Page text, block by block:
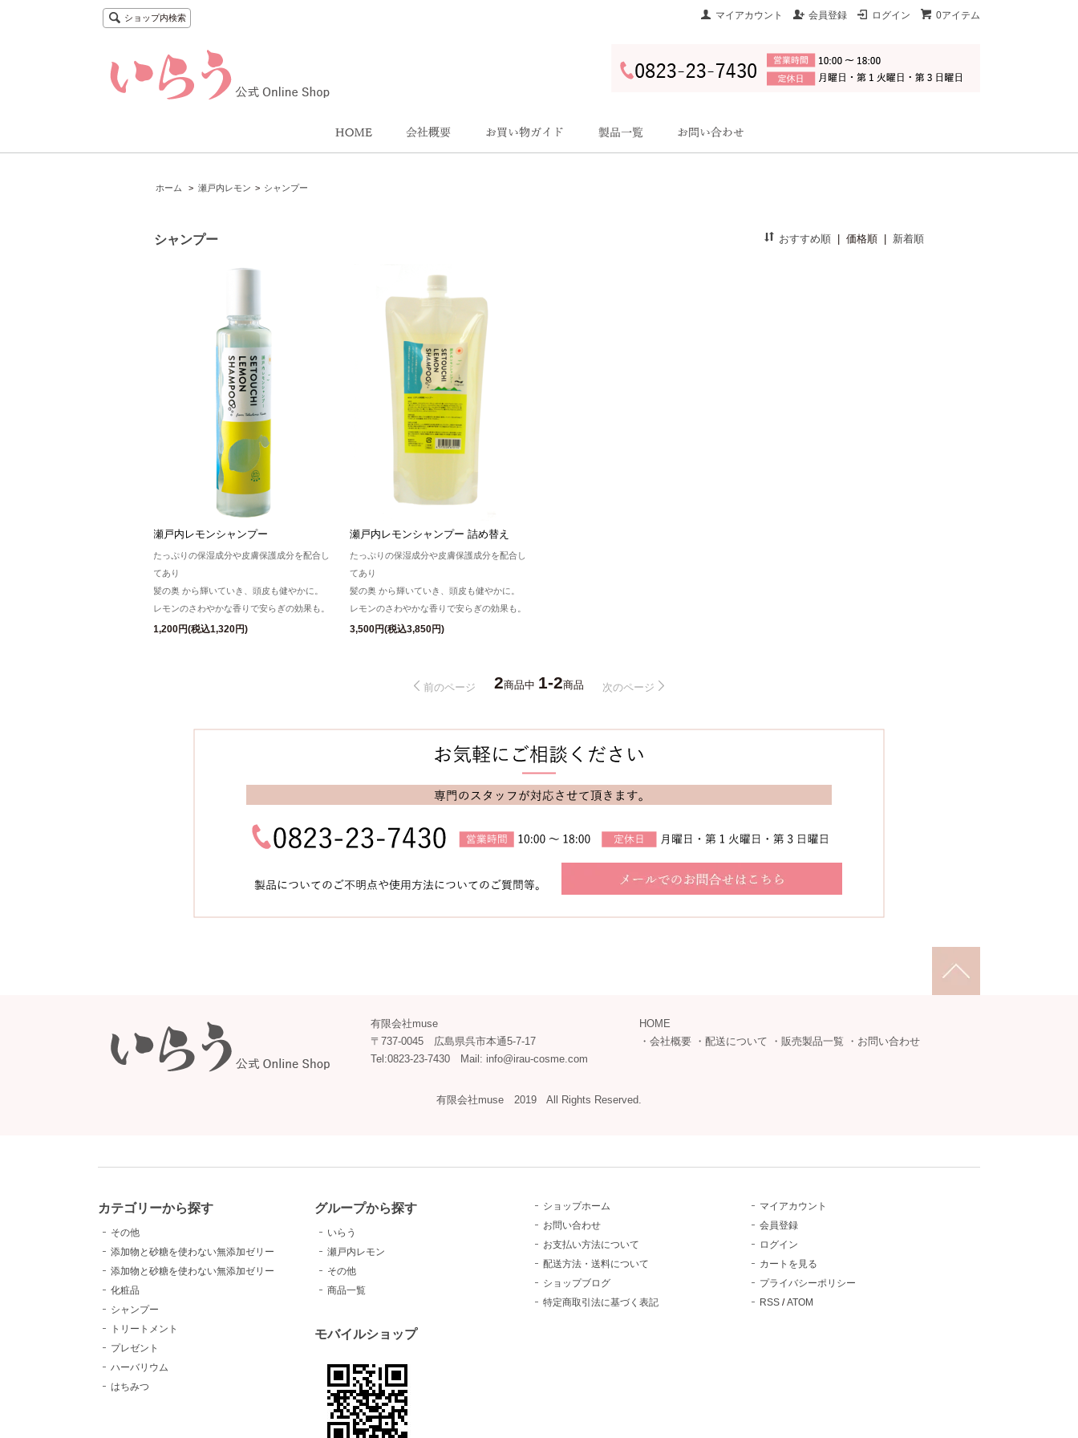
0アイテム
ログイン
会員登録
マイアカウント
ショップ内検索
ホーム > 瀬戸内レモン > シャンプー
シャンプー おすすめ順 | 価格順 | 新着順
瀬戸内レモンシャンプー
たっぷりの保湿成分や皮膚保護成分を配合し
てあり
髪の奥 から輝いていき、頭皮も健やかに。
レモンのさわやかな香りで安らぎの効果も。
1,200円(税込1,320円)
瀬戸内レモンシャンプー 詰め替え
たっぷりの保湿成分や皮膚保護成分を配合し
てあり
髪の奥 から輝いていき、頭皮も健やかに。
レモンのさわやかな香りで安らぎの効果も。
3,500円(税込3,850円)
前のページ 2商品中 1-2商品 次のページ
有限会社muse
〒737-0045 広島県呉市本通5-7-17
Tel:0823-23-7430 Mail: info@irau-cosme.com
HOME
・ 会社概要 ・ 配送について ・ 販売製品一覧 ・ お問い合わせ
有限会社muse 2019 All Rights Reserved.
カテゴリーから探す
その他
添加物と砂糖を使わない無添加ゼリー
添加物と砂糖を使わない無添加ゼリー
化粧品
シャンプー
トリートメント
プレゼント
ハーバリウム
はちみつ
グループから探す
いらう
瀬戸内レモン
その他
商品一覧
ショップホーム
お問い合わせ
お支払い方法について
配送方法・送料について
ショップブログ
特定商取引法に基づく表記
マイアカウント
会員登録
ログイン
カートを見る
プライバシーポリシー
RSS/ATOM
モバイルショップ